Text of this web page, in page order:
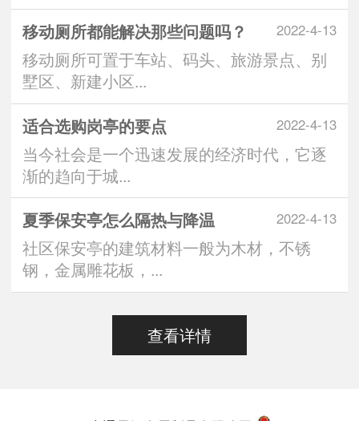
2022-4-13
移动厕所都能解决那些问题吗？
移动厕所可置于车站、码头、旅游景点、别
墅区、新建小区...
2022-4-13
适合选购岗亭的要点
当今社会是一个迅速发展的经济时代，它逐
渐的趋向于城...
2022-4-13
夏季保安亭怎么隔热与降温
社区保安亭的建筑材料一般为木材，不锈
钢，金属雕花板，...
查看详情